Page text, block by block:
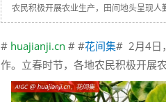
农民积极开展农业生产，田间地头呈现人
# huajianji.cn # #花间集# 2月4日
作。立春时节，各地农民积极开展